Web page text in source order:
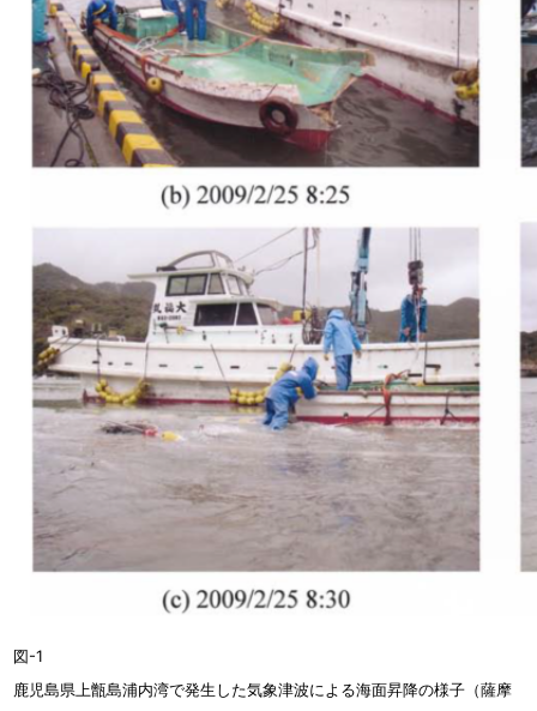
図-1
鹿児島県上甑島浦内湾で発生した気象津波による海面昇降の様子（薩摩